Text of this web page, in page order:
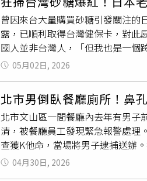
確認其為安非他命，待陳男在醫院
品罪嫌送辦，相關案情則仍待調查
曾因來台大量購買砂糖引發關注的
露，已順利取得台灣健保卡，對此
國人並非台灣人，「但我也是一個
保卡。他提到，聽聞卡片上的字樣
保護套裡隨身帶著！」對於取得
挑戰，拼命努力到極限！」消息
守台灣法規，愛護照片土地這個國
道健康保障，但還是希望備著就好
購買大量台糖一號砂糖帶回日本，
甜度與溶解方式上與日本產品不同
滿6個月，且具備受僱工作身分，
05月02日, 2026
北市男倒臥餐廳廁所！鼻
北市文山區一間餐廳內去年有男子
清，被餐廳員工發現緊急報警處理
查獲K他命，當場將男子逮捕送辦
識不清，倒臥在廁所內，遭餐廳員
防人員到場確認其生命跡象穩定
04月30日, 2026